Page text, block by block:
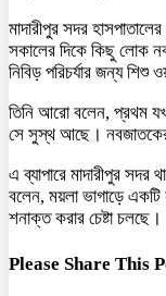
মাদারীপুর সদর
সকালের দিকে কিছু লোক
নিবিড় পরিচর্যার জন্য শিশু
তিনি আরো বলেন, প্রথম
সে সুস্থ আছে।
এ ব্যাপারে মাদারীপুর সদর
বলেন, ময়লা ভাগাড়ে একটি
শনাক্ত করার চেষ্টা চলছে।
Please Share This